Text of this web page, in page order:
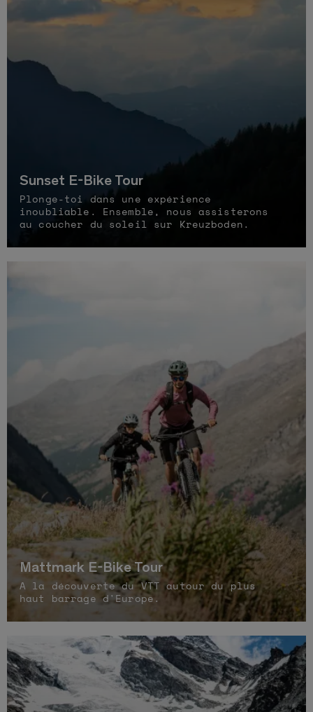
Sunset E-Bike Tour
Plonge-toi dans une expérience
inoubliable. Ensemble, nous assisterons
au coucher du soleil sur Kreuzboden.
Mattmark E-Bike Tour
A la découverte du VTT autour du plus
haut barrage d'Europe.